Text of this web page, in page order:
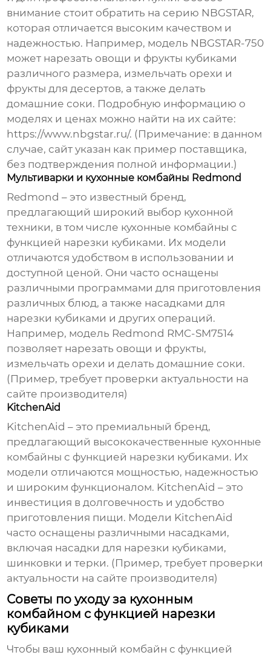
внимание стоит обратить на серию NBGSTAR,
которая отличается высоким качеством и
надежностью. Например, модель NBGSTAR-750
может нарезать овощи и фрукты кубиками
различного размера, измельчать орехи и
фрукты для десертов, а также делать
домашние соки. Подробную информацию о
моделях и ценах можно найти на их сайте:
https://www.nbgstar.ru/. (Примечание: в данном
случае, сайт указан как пример поставщика,
без подтверждения полной информации.)
Мультиварки и кухонные комбайны Redmond
Redmond – это известный бренд,
предлагающий широкий выбор кухонной
техники, в том числе кухонные комбайны с
функцией нарезки кубиками. Их модели
отличаются удобством в использовании и
доступной ценой. Они часто оснащены
различными программами для приготовления
различных блюд, а также насадками для
нарезки кубиками и других операций.
Например, модель Redmond RMC-SM7514
позволяет нарезать овощи и фрукты,
измельчать орехи и делать домашние соки.
(Пример, требует проверки актуальности на
сайте производителя)
KitchenAid
KitchenAid – это премиальный бренд,
предлагающий высококачественные кухонные
комбайны с функцией нарезки кубиками. Их
модели отличаются мощностью, надежностью
и широким функционалом. KitchenAid – это
инвестиция в долговечность и удобство
приготовления пищи. Модели KitchenAid
часто оснащены различными насадками,
включая насадки для нарезки кубиками,
шинковки и терки. (Пример, требует проверки
актуальности на сайте производителя)
Советы по уходу за кухонным
комбайном с функцией нарезки
кубиками
Чтобы ваш кухонный комбайн с функцией